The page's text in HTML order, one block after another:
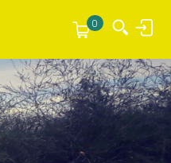
0
Anmelden